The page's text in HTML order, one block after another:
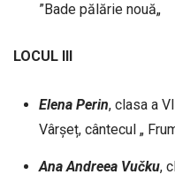
”Bade pălărie nouă„
LOCUL III
Elena Perin, clasa a
Vârșeț, cântecul „
Ana Andreea Vučku,